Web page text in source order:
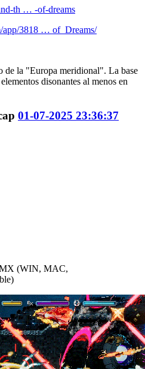
th … -of-dreams
app/3818 … of_Dreams/
de la "Europa meridional". La base
disonantes al menos en
01-07-2025 23:36:37
(WIN, MAC,